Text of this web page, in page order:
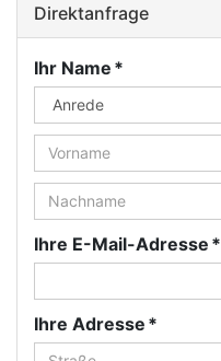
Direktanfrage
Ihr Name *
Ihre E-Mail-Adresse *
Ihre Adresse *